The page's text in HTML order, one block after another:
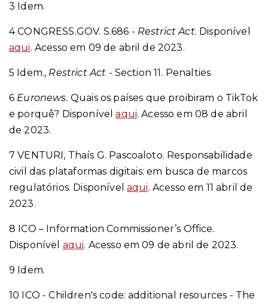
3 Idem.
4 CONGRESS.GOV. S.686 - Restrict Act. Disponível
aqui. Acesso em 09 de abril de 2023.
5 Idem., Restrict Act - Section 11. Penalties
6 Euronews. Quais os países que proibiram o TikTok
e porquê? Disponívelaqui. Acesso em 08 de abril
de 2023.
7 VENTURI, Thaís G. Pascoaloto. Responsabilidade
civil das plataformas digitais: em busca de marcos
regulatórios. Disponívelaqui. Acesso em 11 abril de
2023.
8 ICO – Information Commissioner’s Office.
Disponível aqui. Acesso em 09 de abril de 2023.
9 Idem.
10 ICO - Children's code: additional resources - The